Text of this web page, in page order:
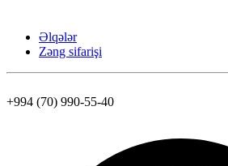
Əlqələr
Zəng sifarişi
+994 (70) 990-55-40